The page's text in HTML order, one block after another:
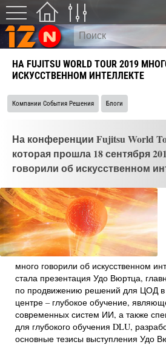
НА FUJITSU WORLD TOUR 2019
ИСКУССТВЕННОМ ИНТЕЛЛЕКТЕ
Компании События Решения Блоги
На конференции Fujitsu World
которая прошла 18 сентября
говорили об искусственном
много говорили об искусственном
стала презентация Удо Вюртца,
по продвижению решений для ЦОД‎
центре – глубокое обучение,
современных систем ИИ, а также
для глубокого обучения DLU,
основные тезисы выступления Удо